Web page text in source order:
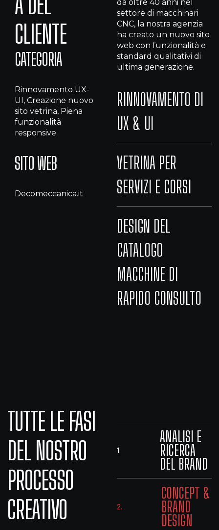
CLIENTE
CATEGORIA
Rinnovamento UX-
UI, Creazione nuovo
sito vetrina, Piena
funzionalità
responsive
SITO WEB
Decomeccanica.it
da oltre 40 anni nel
settore di macchinari
CNC, la nostra agenzia
ha creato un nuovo sito
web con funzionalità e
standard qualitativi di
ultima generazione.
RINNOVAMENTO DI
UX & UI
VETRINA PER
SERVIZI E CORSI
DESIGN DEL
CATALOGO
MACCHINE DI
RAPIDO CONSULTO
TUTTE LE FASI
DEL NOSTRO
PROCESSO
CREATIVO
1.
ANALISI E
RICERCA
DEL BRAND
2.
CONCEPT &
BRAND
DESIGN